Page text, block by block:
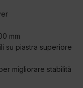
mm
su piastra superiore
migliorare stabilità